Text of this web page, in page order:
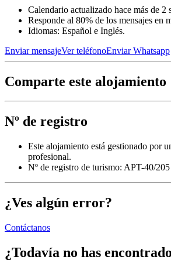
Calendario actualizado hace más de 2
Responde al 80% de los mensajes en
Idiomas: Español e Inglés.
Enviar mensajeVer teléfonoEnviar Whatsapp
Comparte este alojamiento
Nº de registro
Este alojamiento está gestionado por
profesional.
Nº de registro de turismo: APT-40/205
¿Ves algún error?
Contáctanos
¿Todavía no has